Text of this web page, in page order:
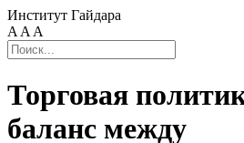
Институт Гайдара
A A A
Торговая
баланс между